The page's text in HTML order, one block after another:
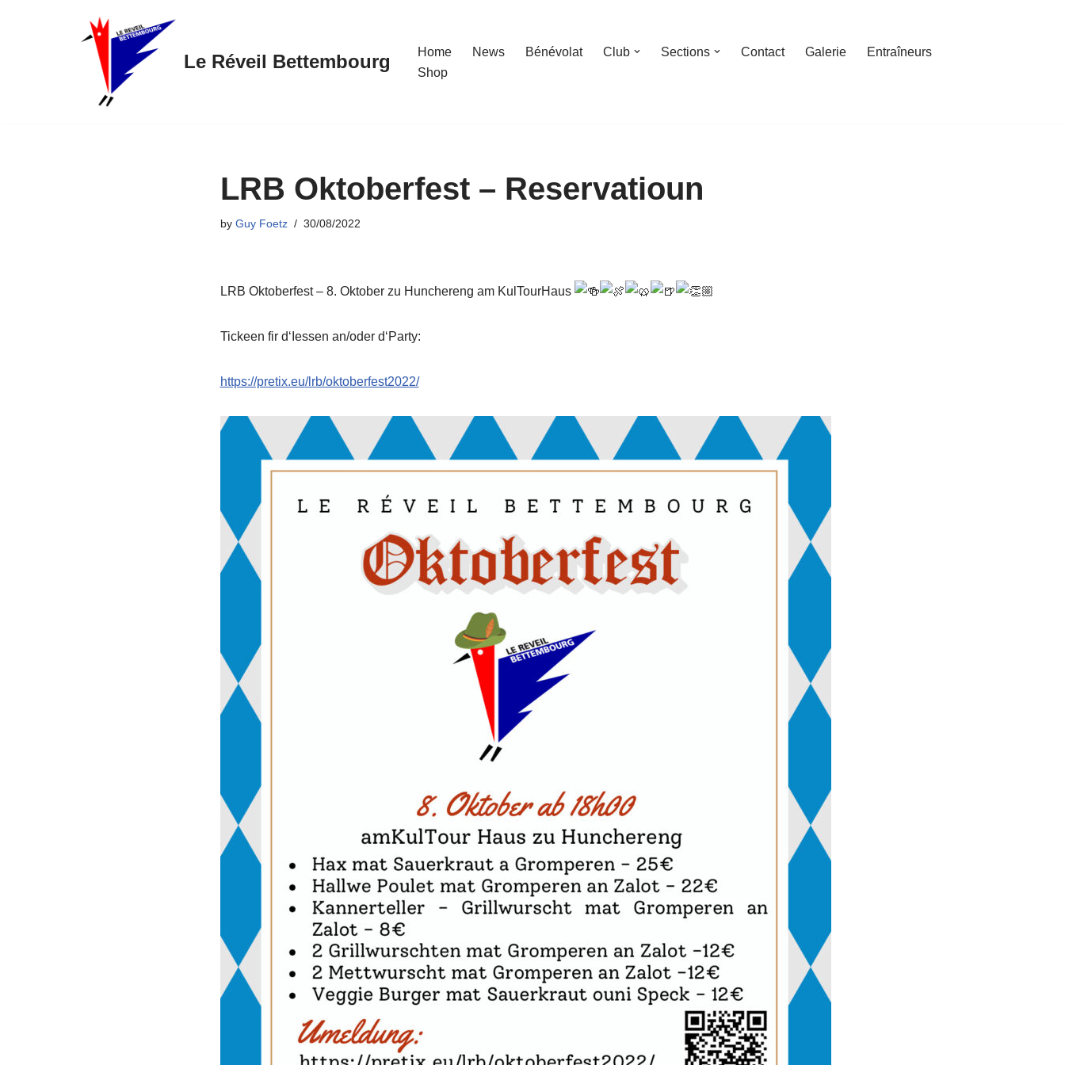
Le Réveil Bettembourg Home News Bénévolat Club Sections Contact Galerie
Entraîneurs
Shop
LRB Oktoberfest – Reservatioun
by Guy Foetz 30/08/2022
LRB Oktoberfest – 8. Oktober zu Hunchereng am KulTourHaus
Tickeen fir d‘Iessen an/oder d‘Party:
https://pretix.eu/lrb/oktoberfest2022/